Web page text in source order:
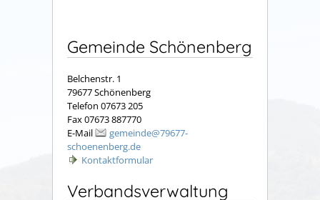
Gemeinde Schönenberg
Belchenstr. 1
79677 Schönenberg
Telefon 07673 205
Fax 07673 887770
E-Mail
gemeinde@79677-
schoenenberg.de
Kontaktformular
Verbandsverwaltung